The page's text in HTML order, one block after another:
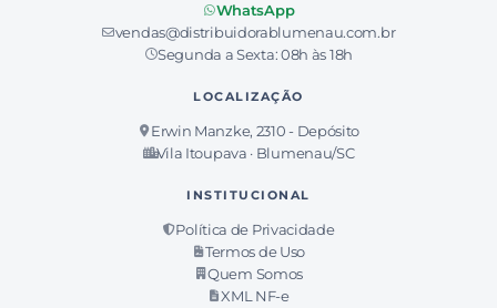
WhatsApp
vendas@distribuidorablumenau.com.br
Segunda a Sexta: 08h às 18h
LOCALIZAÇÃO
Erwin Manzke, 2310 - Depósito
Vila Itoupava · Blumenau/SC
INSTITUCIONAL
Política de Privacidade
Termos de Uso
Quem Somos
XML NF-e